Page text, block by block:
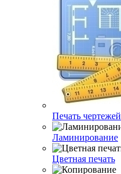
Печать чертежей
Ламинирование
Цветная печать